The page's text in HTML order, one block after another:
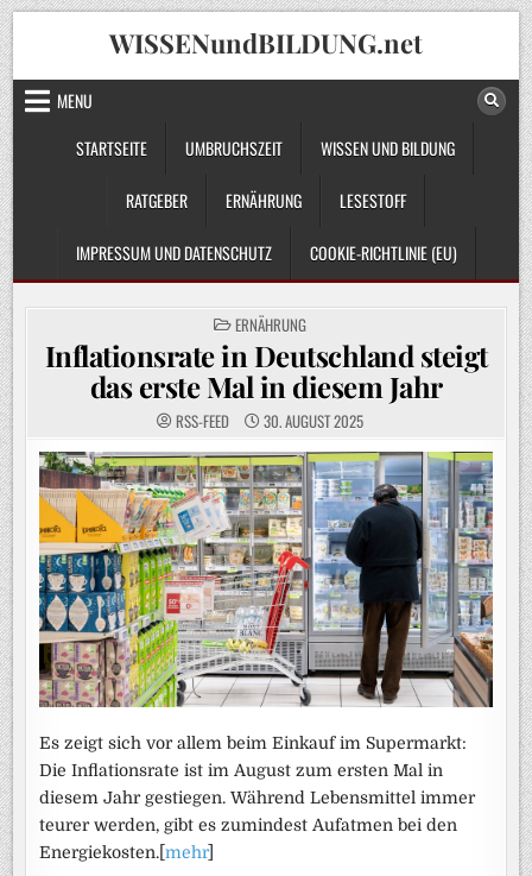
Skip
to
content
WISSENundBILDUNG.net
MENU
STARTSEITE
UMBRUCHSZEIT WISSEN UND BILDUNG
RATGEBER ERNÄHRUNG LESESTOFF
IMPRESSUM UND DATENSCHUTZ COOKIE-RICHTLINIE (EU)
POSTED
IN
ERNÄHRUNG
Inflationsrate in Deutschland steigt
das erste Mal in diesem Jahr
RSS-FEED 30. AUGUST 2025
Es zeigt sich vor allem beim Einkauf im Supermarkt:
Die Inflationsrate ist im August zum ersten Mal in
diesem Jahr gestiegen. Während Lebensmittel immer
teurer werden, gibt es zumindest Aufatmen bei den
Energiekosten.[mehr]